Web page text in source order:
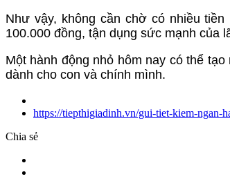
Như vậy, không cần chờ có nhiều
100.000 đồng, tận dụng sức mạnh của
Một hành động nhỏ hôm nay có thể
dành cho con và chính mình.
https://tiepthigiadinh.vn/gui-tiet-kiem-ngan-
Chia sẻ